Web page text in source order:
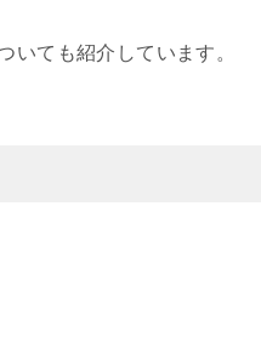
いても紹介しています。